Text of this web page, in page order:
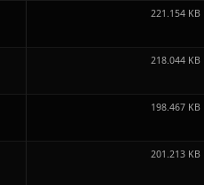
221.154 KB
218.044 KB
198.467 KB
201.213 KB